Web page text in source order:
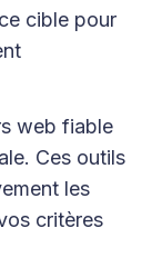
cible pour
web fiable
Ces outils
les
critères